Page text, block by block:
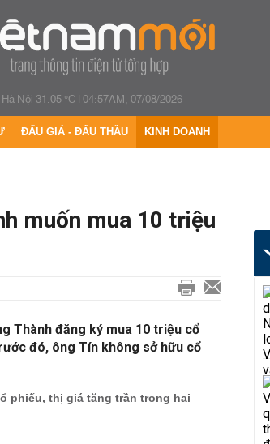
Hà Nội 31.05 °C|04:57AM, 07/08/2026
ĐẤU GIÁ - ĐẤU THẦU KINH DOANH
muốn mua 10 triệu
Thành đăng ký mua 10 triệu cổ
đó, ông Tín không sở hữu cổ
phiếu, thị giá tăng trần trong hai